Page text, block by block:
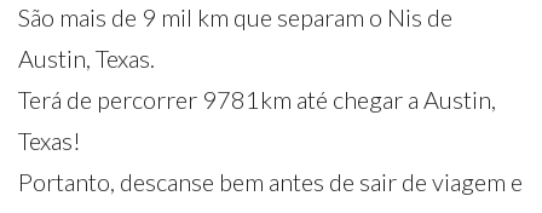
São mais de 9 mil km que separam o Nis de
Austin, Texas.
Terá de percorrer 9781km até chegar a Austin,
Texas!
Portanto, descanse bem antes de sair de viagem e